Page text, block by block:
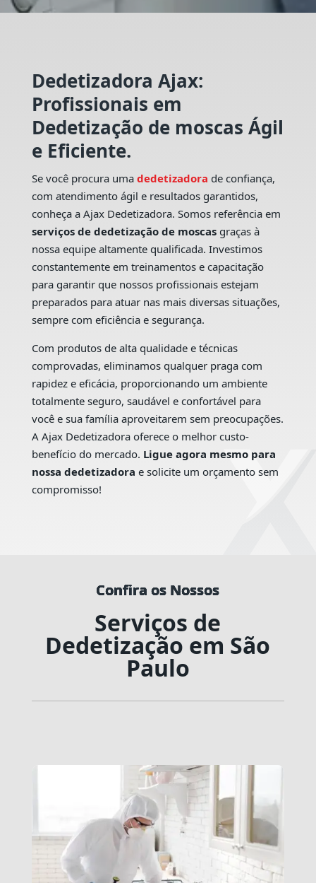
Dedetizadora Ajax:
Profissionais em
Dedetização de moscas Ágil
e Eficiente.
Se você procura uma dedetizadora de confiança,
com atendimento ágil e resultados garantidos,
conheça a Ajax Dedetizadora. Somos referência em
serviços de dedetização de moscas graças à
nossa equipe altamente qualificada. Investimos
constantemente em treinamentos e capacitação
para garantir que nossos profissionais estejam
preparados para atuar nas mais diversas situações,
sempre com eficiência e segurança.
Com produtos de alta qualidade e técnicas
comprovadas, eliminamos qualquer praga com
rapidez e eficácia, proporcionando um ambiente
totalmente seguro, saudável e confortável para
você e sua família aproveitarem sem preocupações.
A Ajax Dedetizadora oferece o melhor custo-
benefício do mercado. Ligue agora mesmo para
nossa dedetizadora e solicite um orçamento sem
compromisso!
Serviços de
Dedetização em São
Paulo
Confira os Nossos
Confira os Nossos
Confira os Nossos
Confira os Nossos
Confira os Nossos